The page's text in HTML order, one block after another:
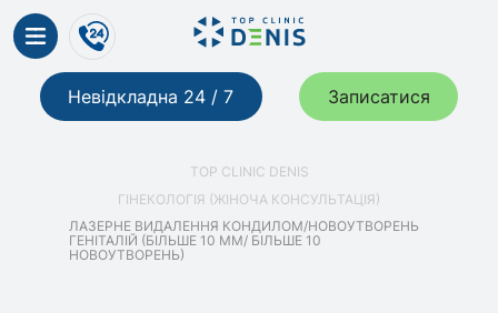
Невідкладна 24 / 7 Записатися
TOP CLINIC DENIS
ГІНЕКОЛОГІЯ (ЖІНОЧА КОНСУЛЬТАЦІЯ)
ЛАЗЕРНЕ ВИДАЛЕННЯ КОНДИЛОМ/НОВОУТВОРЕНЬ
ГЕНІТАЛІЙ (БІЛЬШЕ 10 ММ/ БІЛЬШЕ 10
НОВОУТВОРЕНЬ)